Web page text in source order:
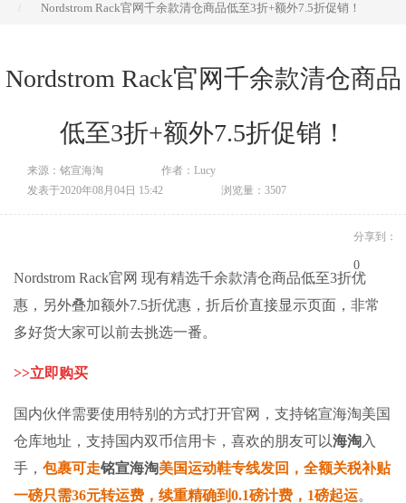
Nordstrom Rack官网千余款清仓商品低至3折+额外7.5折促销！
Nordstrom Rack官网千余款清仓商品
低至3折+额外7.5折促销！
来源：铭宣海淘
作者：Lucy
发表于2020年08月04日 15:42
浏览量：3507
分享到：
0
Nordstrom Rack官网 现有精选千余款清仓商品低至3折优
惠，另外叠加额外7.5折优惠，折后价直接显示页面，非常
多好货大家可以前去挑选一番。
>>立即购买
国内伙伴需要使用特别的方式打开官网， 支持铭宣海淘美国
仓库地址，支持国内双币信用卡，喜欢的朋友可以海淘入
手， 包裹可走铭宣海淘美国运动鞋专线发回，全额关税补贴
一磅只需36元转运费，续重精确到0.1磅计费，1磅起运。